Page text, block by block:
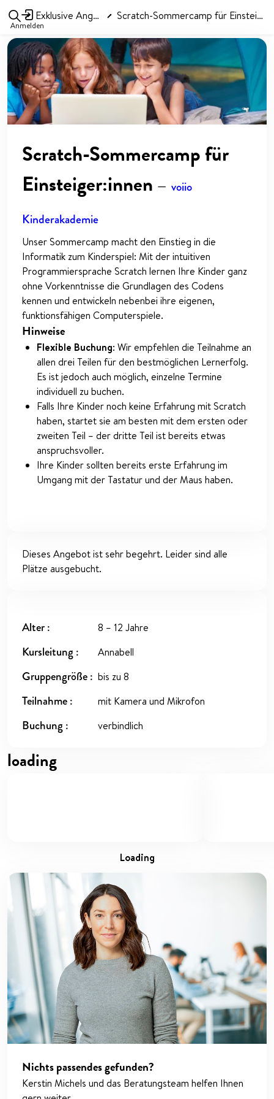
Anmelden
Exklusive Angebote Scratch-Sommercamp für Einsteiger:innen
Scratch-Sommercamp für
Einsteiger:innen — voiio
Kinderakademie
Unser Sommercamp macht den Einstieg in die
Informatik zum Kinderspiel: Mit der intuitiven
Programmiersprache Scratch lernen Ihre Kinder ganz
ohne Vorkenntnisse die Grundlagen des Codens
kennen und entwickeln nebenbei ihre eigenen,
funktionsfähigen Computerspiele.
Hinweise
Flexible Buchung: Wir empfehlen die Teilnahme an
allen drei Teilen für den bestmöglichen Lernerfolg.
Es ist jedoch auch möglich, einzelne Termine
individuell zu buchen.
Falls Ihre Kinder noch keine Erfahrung mit Scratch
haben, startet sie am besten mit dem ersten oder
zweiten Teil – der dritte Teil ist bereits etwas
anspruchsvoller.
Ihre Kinder sollten bereits erste Erfahrung im
Umgang mit der Tastatur und der Maus haben.
Dieses Angebot ist sehr begehrt. Leider sind alle
Plätze ausgebucht.
Alter 8 – 12 Jahre
Kursleitung Annabell
Gruppengröße bis zu 8
Teilnahme mit Kamera und Mikrofon
Buchung verbindlich
loading
loading
Nichts passendes gefunden?
Kerstin Michels und das Beratungsteam helfen Ihnen